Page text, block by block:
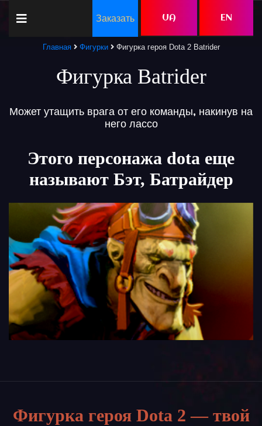
Заказать UA EN
Главная Фигурки Фигурка героя Dota 2 Batrider
Фигурка Batrider
Может утащить врага от его команды, накинув на
него лассо
Этого персонажа dota еще
называют Бэт, Батрайдер
Фигурка героя Dota 2 — твой